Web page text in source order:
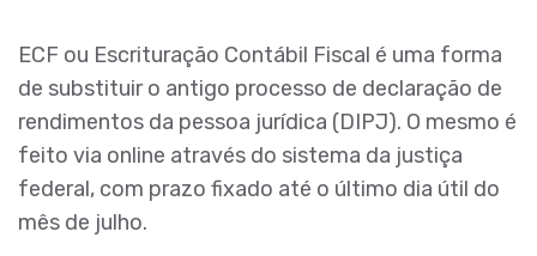
ECF ou Escrituração Contábil Fiscal é uma forma
de substituir o antigo processo de declaração de
rendimentos da pessoa jurídica (DIPJ). O mesmo é
feito via online através do sistema da justiça
federal, com prazo fixado até o último dia útil do
mês de julho.